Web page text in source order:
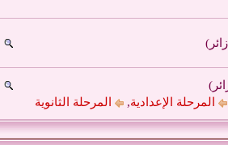
المرحلة الإعدادية, المرحلة الثانوية